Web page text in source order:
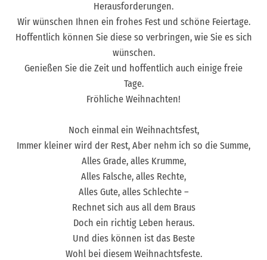
Herausforderungen.
Wir wünschen Ihnen ein frohes Fest und schöne Feiertage.
Hoffentlich können Sie diese so verbringen, wie Sie es sich
wünschen.
Genießen Sie die Zeit und hoffentlich auch einige freie
Tage.
Fröhliche Weihnachten!
Noch einmal ein Weihnachtsfest,
Immer kleiner wird der Rest, Aber nehm ich so die Summe,
Alles Grade, alles Krumme,
Alles Falsche, alles Rechte,
Alles Gute, alles Schlechte –
Rechnet sich aus all dem Braus
Doch ein richtig Leben heraus.
Und dies können ist das Beste
Wohl bei diesem Weihnachtsfeste.